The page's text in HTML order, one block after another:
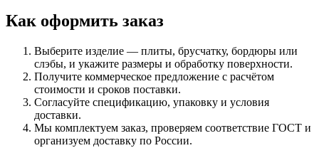
Как оформить заказ
Выберите изделие — плиты, брусчатку, бордюры или
слэбы, и укажите размеры и обработку поверхности.
Получите коммерческое предложение с расчётом
стоимости и сроков поставки.
Согласуйте спецификацию, упаковку и условия
доставки.
Мы комплектуем заказ, проверяем соответствие ГОСТ и
организуем доставку по России.